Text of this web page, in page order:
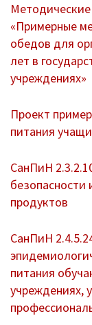
Школа
«Примерные
обедов для
лет в
учреждениях»
Проект
питания
СанПиН
продуктов
СанПиН
питания
учреждениях,